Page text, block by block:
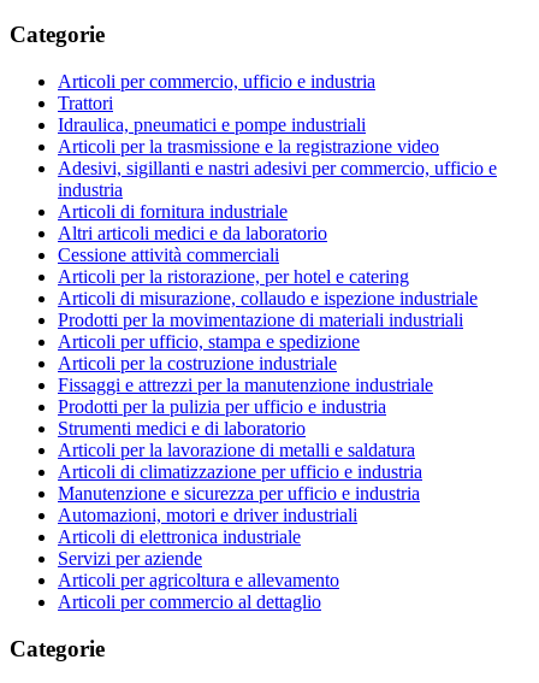
Categorie
Articoli per commercio, ufficio e industria
Trattori
Idraulica, pneumatici e pompe industriali
Articoli per la trasmissione e la registrazione video
Adesivi, sigillanti e nastri adesivi per commercio, ufficio e
industria
Articoli di fornitura industriale
Altri articoli medici e da laboratorio
Cessione attività commerciali
Articoli per la ristorazione, per hotel e catering
Articoli di misurazione, collaudo e ispezione industriale
Prodotti per la movimentazione di materiali industriali
Articoli per ufficio, stampa e spedizione
Articoli per la costruzione industriale
Fissaggi e attrezzi per la manutenzione industriale
Prodotti per la pulizia per ufficio e industria
Strumenti medici e di laboratorio
Articoli per la lavorazione di metalli e saldatura
Articoli di climatizzazione per ufficio e industria
Manutenzione e sicurezza per ufficio e industria
Automazioni, motori e driver industriali
Articoli di elettronica industriale
Servizi per aziende
Articoli per agricoltura e allevamento
Articoli per commercio al dettaglio
Categorie